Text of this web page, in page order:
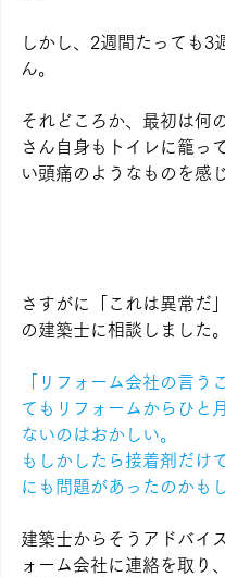
しかし、2週間たっても3
ん。
それどころか、最初は何
さん自身もトイレに籠っ
い頭痛のようなものを感
さすがに「これは異常だ
の建築士に相談しました。
「リフォーム会社の言う
てもリフォームからひと
ないのはおかしい。
もしかしたら接着剤だけ
にも問題があったのかも
建築士からそうアドバイ
ォーム会社に連絡を取り